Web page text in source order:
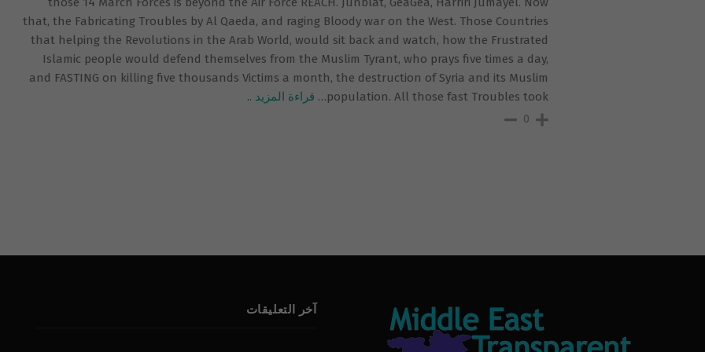
that, the Fabricating Troubles by Al Qaeda, and raging Bloody war on the West. Those Countries
that helping the Revolutions in the Arab World, would sit back and watch, how the Frustrated
Islamic people would defend themselves from the Muslim Tyrant, who prays five times a day,
and FASTING on killing five thousands Victims a month, the destruction of Syria and its Muslim
population. All those fast Troubles took
… قراءة المزيد ..
0
آخر التعليقات